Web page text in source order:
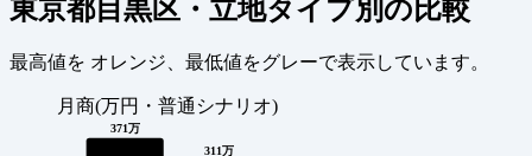
東京都目黒区・立地タイプ別の比較
最高値を オレンジ、最低値をグレーで表示しています。
月商(万円・普通シナリオ)
371万
311万